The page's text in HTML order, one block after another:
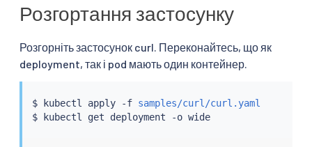
Розгортання застосунку
Розгорніть застосунок curl. Переконайтесь, що як
deployment, так і pod мають один контейнер.
$ kubectl apply -f samples/curl/curl.yaml
$ kubectl get deployment -o wide